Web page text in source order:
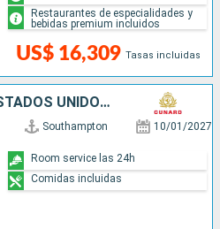
US$ 16,309 Tasas incluidas
Restaurantes de especialidades y
bebidas premium incluidos
MAURICE, SUDAFRICA, ESTADOS UNIDOS, ARUBA, PORTUGAL, PANAMÁ, REINO UNIDO, SALVADOR, MÉXICO, FRANCIA, FIDJI (ISLAS), NUEVA CALEDONIA, AUSTRALIA, INDONESIA, FILIPINAS, CHINA, VIETNAM, SINGAPUR, NAMIBIA,
Southampton 10/01/2027
Room service las 24h
Comidas incluidas